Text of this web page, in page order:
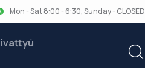
Mon - Sat 8:00 - 6:30, Sunday - CLOSED